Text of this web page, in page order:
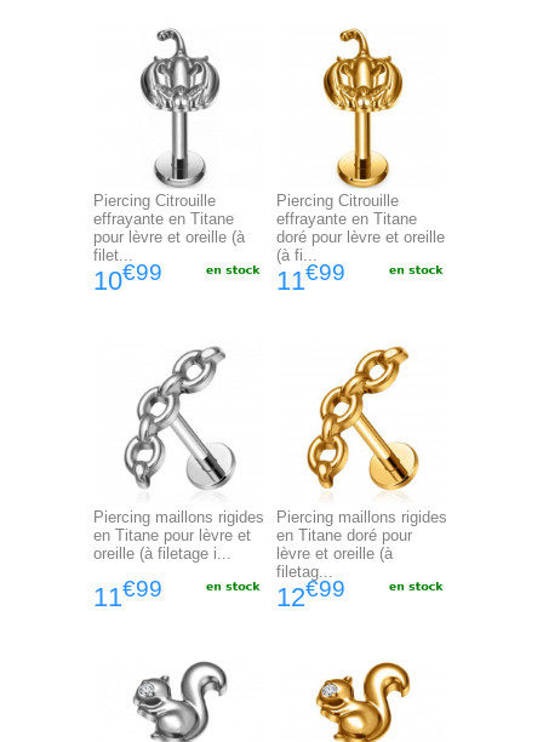
Piercing Citrouille
effrayante en Titane
pour lèvre et oreille (à
filet...
10€99
Piercing Citrouille
effrayante en Titane
doré pour lèvre et oreille
(à fi...
11€99
Piercing maillons rigides
en Titane pour lèvre et
oreille (à filetage i...
11€99
Piercing maillons rigides
en Titane doré pour
lèvre et oreille (à
filetag...
12€99